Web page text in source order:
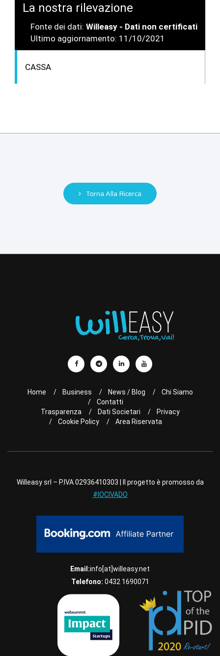
La nostra rilevazione
Fonte dei dati: Willeasy - Dati non certificati
Ultimo aggiornamento: 11/10/2021
CASSA
Torna Alla Ricerca
Home Business News / Blog
Chi Siamo
Contatti
Trasparenza
Dati Societari
Privacy
Cookie Policy
Area Riservata
Willeasy srl – P.IVA 02936410303 | Il progetto è promosso da
#IOCIVADO
Email:info[at]willeasy.net
Telefono: 0432 1690071